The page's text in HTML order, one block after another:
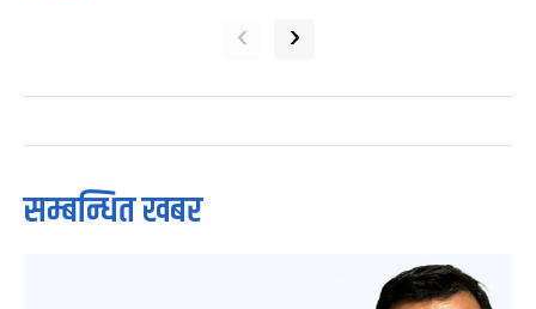
‹ ›
सम्बन्धित खबर